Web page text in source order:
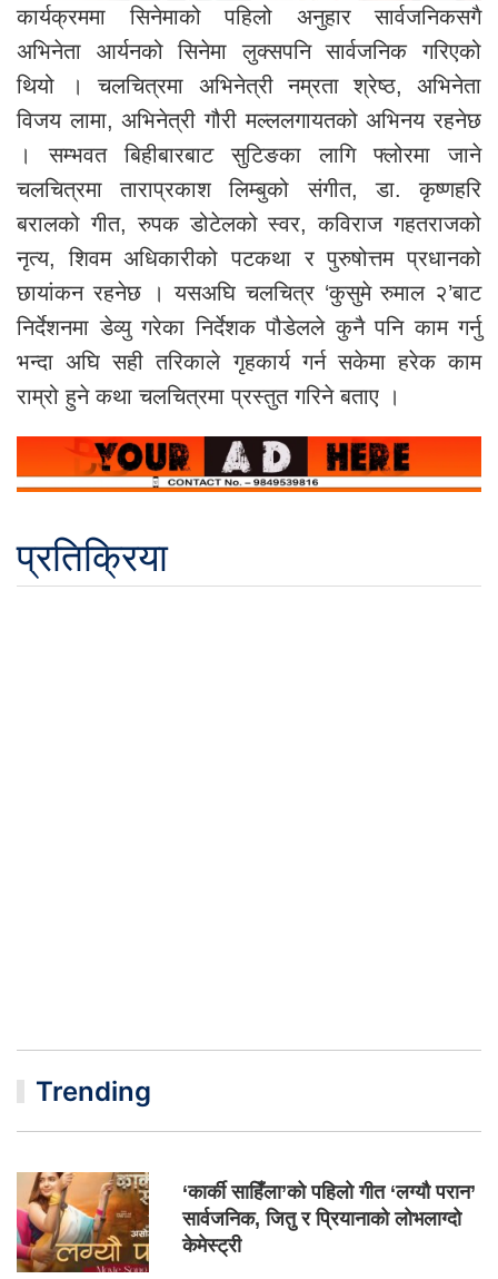
कार्यक्रममा सिनेमाको पहिलो अनुहार सार्वजनिकसगै
अभिनेता आर्यनको सिनेमा लुक्सपनि सार्वजनिक गरिएको
थियो । चलचित्रमा अभिनेत्री नम्रता श्रेष्ठ, अभिनेता
विजय लामा, अभिनेत्री गौरी मल्ललगायतको अभिनय रहनेछ
। सम्भवत बिहीबारबाट सुटिङका लागि फ्लोरमा जाने
चलचित्रमा ताराप्रकाश लिम्बुको संगीत, डा. कृष्णहरि
बरालको गीत, रुपक डोटेलको स्वर, कविराज गहतराजको
नृत्य, शिवम अधिकारीको पटकथा र पुरुषोत्तम प्रधानको
छायांकन रहनेछ । यसअघि चलचित्र ‘कुसुमे रुमाल २’बाट
निर्देशनमा डेव्यु गरेका निर्देशक पौडेलले कुनै पनि काम गर्नु
भन्दा अघि सही तरिकाले गृहकार्य गर्न सकेमा हरेक काम
राम्रो हुने कथा चलचित्रमा प्रस्तुत गरिने बताए ।
प्रतिक्रिया
Trending
‘कार्की साहिँला’को पहिलो गीत ‘लग्यौ परान’
सार्वजनिक, जितु र प्रियानाको लोभलाग्दो
केमेस्ट्री